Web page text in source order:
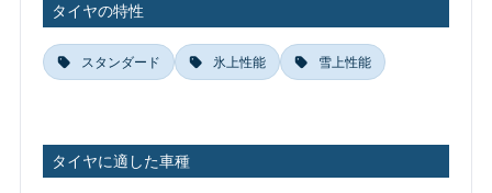
タイヤの特性
スタンダード 氷上性能 雪上性能
タイヤに適した車種